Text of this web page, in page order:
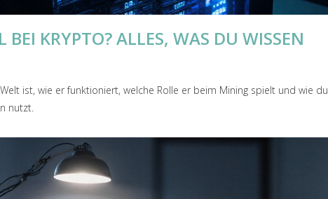
BEI KRYPTO? ALLES, WAS DU WISSEN
ist, wie er funktioniert, welche Rolle er beim Mining spielt und wie du
nutzt.